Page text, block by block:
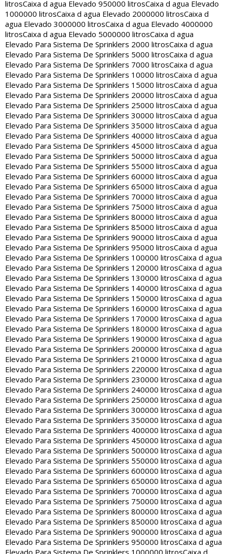
litrosCaixa d agua Elevado 950000 litrosCaixa d agua Elevado
1000000 litrosCaixa d agua Elevado 2000000 litrosCaixa d
agua Elevado 3000000 litrosCaixa d agua Elevado 4000000
litrosCaixa d agua Elevado 5000000 litrosCaixa d agua
Elevado Para Sistema De Sprinklers 2000 litrosCaixa d agua
Elevado Para Sistema De Sprinklers 5000 litrosCaixa d agua
Elevado Para Sistema De Sprinklers 7000 litrosCaixa d agua
Elevado Para Sistema De Sprinklers 10000 litrosCaixa d agua
Elevado Para Sistema De Sprinklers 15000 litrosCaixa d agua
Elevado Para Sistema De Sprinklers 20000 litrosCaixa d agua
Elevado Para Sistema De Sprinklers 25000 litrosCaixa d agua
Elevado Para Sistema De Sprinklers 30000 litrosCaixa d agua
Elevado Para Sistema De Sprinklers 35000 litrosCaixa d agua
Elevado Para Sistema De Sprinklers 40000 litrosCaixa d agua
Elevado Para Sistema De Sprinklers 45000 litrosCaixa d agua
Elevado Para Sistema De Sprinklers 50000 litrosCaixa d agua
Elevado Para Sistema De Sprinklers 55000 litrosCaixa d agua
Elevado Para Sistema De Sprinklers 60000 litrosCaixa d agua
Elevado Para Sistema De Sprinklers 65000 litrosCaixa d agua
Elevado Para Sistema De Sprinklers 70000 litrosCaixa d agua
Elevado Para Sistema De Sprinklers 75000 litrosCaixa d agua
Elevado Para Sistema De Sprinklers 80000 litrosCaixa d agua
Elevado Para Sistema De Sprinklers 85000 litrosCaixa d agua
Elevado Para Sistema De Sprinklers 90000 litrosCaixa d agua
Elevado Para Sistema De Sprinklers 95000 litrosCaixa d agua
Elevado Para Sistema De Sprinklers 100000 litrosCaixa d agua
Elevado Para Sistema De Sprinklers 120000 litrosCaixa d agua
Elevado Para Sistema De Sprinklers 130000 litrosCaixa d agua
Elevado Para Sistema De Sprinklers 140000 litrosCaixa d agua
Elevado Para Sistema De Sprinklers 150000 litrosCaixa d agua
Elevado Para Sistema De Sprinklers 160000 litrosCaixa d agua
Elevado Para Sistema De Sprinklers 170000 litrosCaixa d agua
Elevado Para Sistema De Sprinklers 180000 litrosCaixa d agua
Elevado Para Sistema De Sprinklers 190000 litrosCaixa d agua
Elevado Para Sistema De Sprinklers 200000 litrosCaixa d agua
Elevado Para Sistema De Sprinklers 210000 litrosCaixa d agua
Elevado Para Sistema De Sprinklers 220000 litrosCaixa d agua
Elevado Para Sistema De Sprinklers 230000 litrosCaixa d agua
Elevado Para Sistema De Sprinklers 240000 litrosCaixa d agua
Elevado Para Sistema De Sprinklers 250000 litrosCaixa d agua
Elevado Para Sistema De Sprinklers 300000 litrosCaixa d agua
Elevado Para Sistema De Sprinklers 350000 litrosCaixa d agua
Elevado Para Sistema De Sprinklers 400000 litrosCaixa d agua
Elevado Para Sistema De Sprinklers 450000 litrosCaixa d agua
Elevado Para Sistema De Sprinklers 500000 litrosCaixa d agua
Elevado Para Sistema De Sprinklers 550000 litrosCaixa d agua
Elevado Para Sistema De Sprinklers 600000 litrosCaixa d agua
Elevado Para Sistema De Sprinklers 650000 litrosCaixa d agua
Elevado Para Sistema De Sprinklers 700000 litrosCaixa d agua
Elevado Para Sistema De Sprinklers 750000 litrosCaixa d agua
Elevado Para Sistema De Sprinklers 800000 litrosCaixa d agua
Elevado Para Sistema De Sprinklers 850000 litrosCaixa d agua
Elevado Para Sistema De Sprinklers 900000 litrosCaixa d agua
Elevado Para Sistema De Sprinklers 950000 litrosCaixa d agua